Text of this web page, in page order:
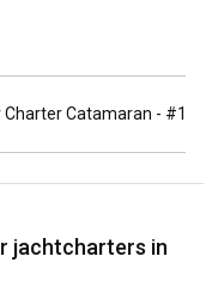
Charter Catamaran -
jachtcharters in